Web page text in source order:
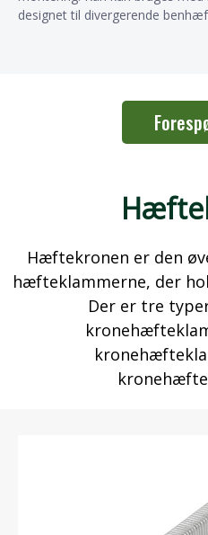
designet til divergerende
Hæftekronen er den
hæfteklammerne, der
Der er tre